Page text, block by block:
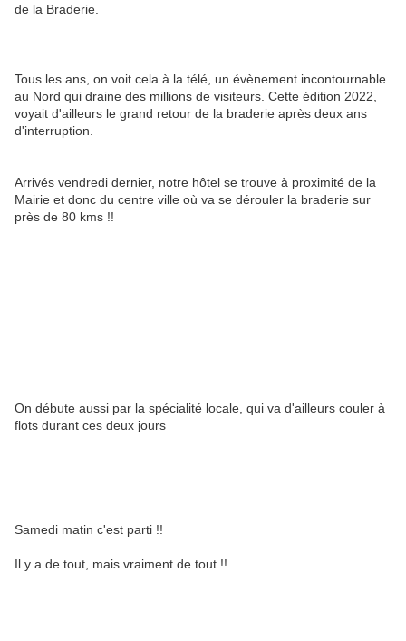
de la Braderie.
Tous les ans, on voit cela à la télé, un évènement incontournable
au Nord qui draine des millions de visiteurs. Cette édition 2022,
voyait d'ailleurs le grand retour de la braderie après deux ans
d'interruption.
Arrivés vendredi dernier, notre hôtel se trouve à proximité de la
Mairie et donc du centre ville où va se dérouler la braderie sur
près de 80 kms !!
On débute aussi par la spécialité locale, qui va d'ailleurs couler à
flots durant ces deux jours
Samedi matin c'est parti !!
Il y a de tout, mais vraiment de tout !!